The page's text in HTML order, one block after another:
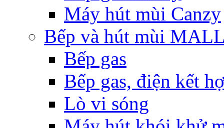
Máy hút mùi Canzy
Bếp và hút mùi
Bếp gas
Bếp gas, điện kết
Lò vi sóng